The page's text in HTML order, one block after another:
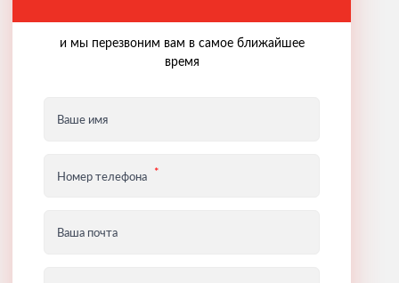
и мы перезвоним вам в самое ближайшее
время
Ваше имя
Номер телефона
Ваша почта